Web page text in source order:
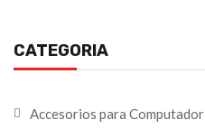
CATEGORIA
Accesorios para Computador